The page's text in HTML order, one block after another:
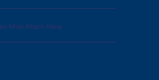
Nhận Khách Hàng